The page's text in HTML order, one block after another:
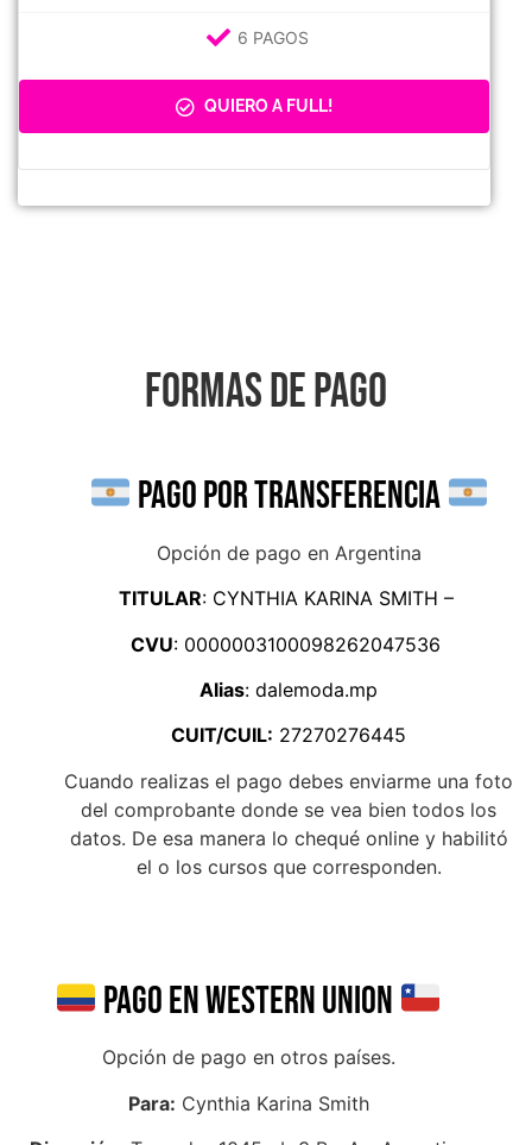
6 PAGOS
QUIERO A FULL!
FORMAS DE PAGO
PAGO POR TRANSFERENCIA
Opción de pago en Argentina
TITULAR: CYNTHIA KARINA SMITH –
CVU: 0000003100098262047536
Alias: dalemoda.mp
CUIT/CUIL: 27270276445
Cuando realizas el pago debes enviarme una foto
del comprobante donde se vea bien todos los
datos. De esa manera lo chequé online y habilitó
el o los cursos que corresponden.
PAGO EN WESTERN UNION
Opción de pago en otros países.
Para: Cynthia Karina Smith